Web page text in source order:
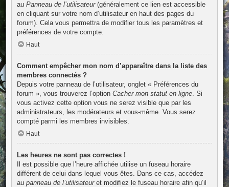
au Panneau de l’utilisateur(généralement ce lien est accessible
en cliquant sur votre nom d’utilisateur en haut des pages du
forum). Cela vous permettra de modifier tous les paramètres et
préférences de votre compte.
Haut
Comment empêcher mon nom d’apparaître dans la liste des
membres connectés ?
Depuis votre panneau de l’utilisateur, onglet « Préférences du
forum », vous trouverez l’option Cacher mon statut en ligne. Si
vous activez cette option vous ne serez visible que par les
administrateurs, les modérateurs et vous-même. Vous serez
compté parmi les membres invisibles.
Haut
Les heures ne sont pas correctes !
Il est possible que l’heure affichée utilise un fuseau horaire
différent de celui dans lequel vous êtes. Dans ce cas, accédez
au panneau de l’utilisateuret modifiez le fuseau horaire afin qu’il